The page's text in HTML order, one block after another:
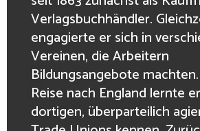
Verlagsbuchhändler.
engagierte er sich in
Vereinen, die Arbeitern
Bildungsangebote
Reise nach England lernte
dortigen, überparteilich